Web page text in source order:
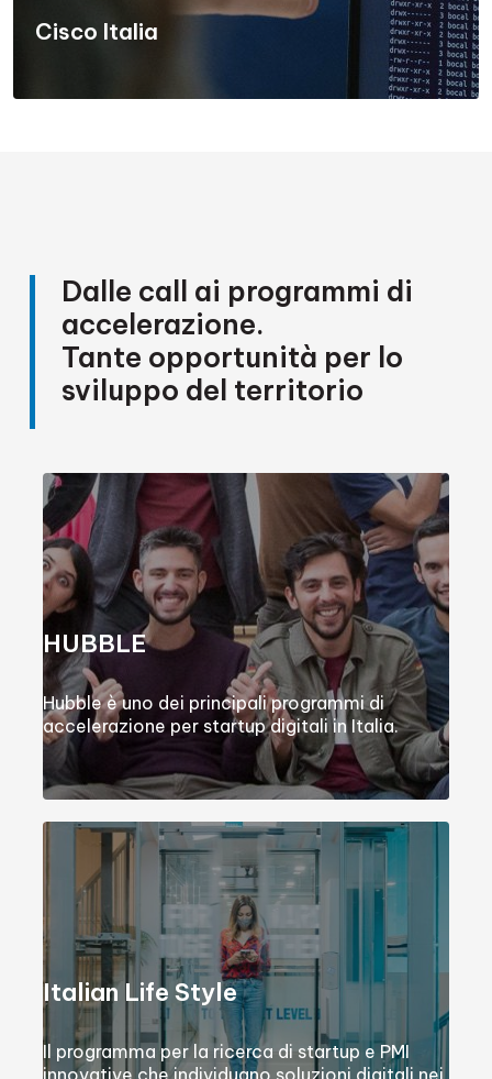
Cisco Italia
Dalle call ai programmi di
accelerazione.
Tante opportunità per lo
sviluppo del territorio
HUBBLE
Hubble è uno dei principali programmi di
accelerazione per startup digitali in Italia.
Italian Life Style
Il programma per la ricerca di startup e PMI
innovative che individuano soluzioni digitali nei